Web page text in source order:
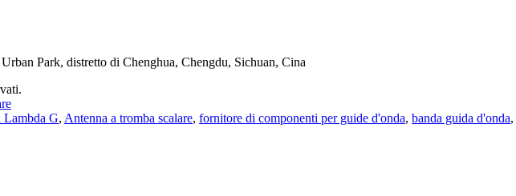
Park, distretto di Chenghua, Chengdu, Sichuan, Cina
Lambda G, Antenna a tromba scalare, fornitore di componenti per guide d'onda, banda guida d'onda,